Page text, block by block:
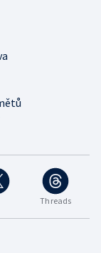
Threads